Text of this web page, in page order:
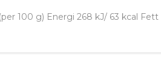
100 g) Energi 268 kJ/ 63 kcal